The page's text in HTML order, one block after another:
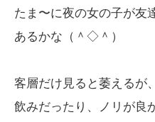
たま〜に夜の女の子が友
あるかな（＾◇＾）
客層だけ見ると萎えるが
飲みだったり、ノリが良